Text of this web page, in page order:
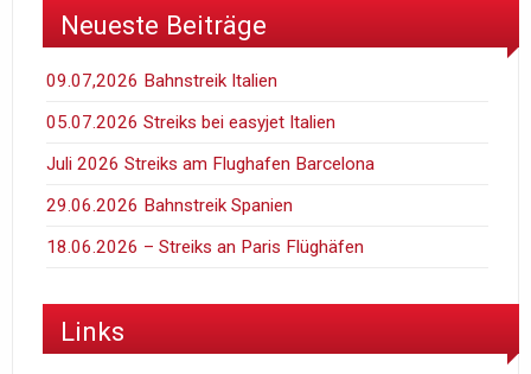
Neueste Beiträge
09.07,2026 Bahnstreik Italien
05.07.2026 Streiks bei easyjet Italien
Juli 2026 Streiks am Flughafen Barcelona
29.06.2026 Bahnstreik Spanien
18.06.2026 – Streiks an Paris Flüghäfen
Links